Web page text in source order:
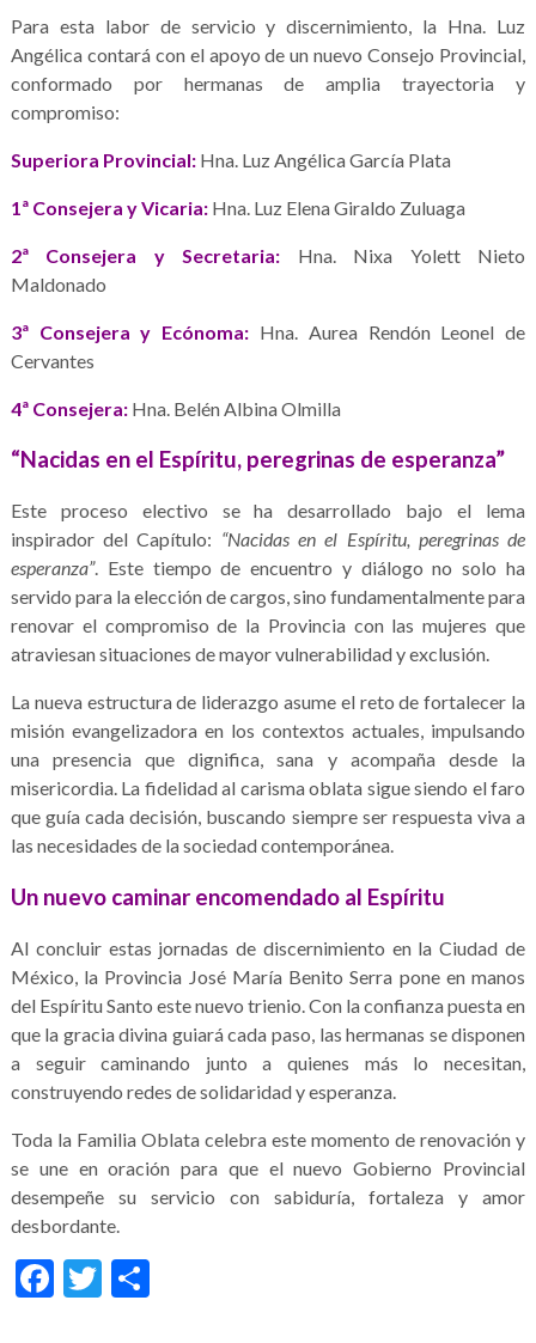
Para esta labor de servicio y discernimiento, la Hna. Luz
Angélica contará con el apoyo de un nuevo Consejo Provincial,
conformado por hermanas de amplia trayectoria y
compromiso:
Superiora Provincial: Hna. Luz Angélica García Plata
1ª Consejera y Vicaria: Hna. Luz Elena Giraldo Zuluaga
2ª Consejera y Secretaria: Hna. Nixa Yolett Nieto
Maldonado
3ª Consejera y Ecónoma: Hna. Aurea Rendón Leonel de
Cervantes
4ª Consejera:Hna. Belén Albina Olmilla
“Nacidas en el Espíritu, peregrinas de esperanza”
Este proceso electivo se ha desarrollado bajo el lema
inspirador del Capítulo: “Nacidas en el Espíritu, peregrinas de
esperanza”. Este tiempo de encuentro y diálogo no solo ha
servido para la elección de cargos, sino fundamentalmente para
renovar el compromiso de la Provincia con las mujeres que
atraviesan situaciones de mayor vulnerabilidad y exclusión.
La nueva estructura de liderazgo asume el reto de fortalecer la
misión evangelizadora en los contextos actuales, impulsando
una presencia que dignifica, sana y acompaña desde la
misericordia. La fidelidad al carisma oblata sigue siendo el faro
que guía cada decisión, buscando siempre ser respuesta viva a
las necesidades de la sociedad contemporánea.
Un nuevo caminar encomendado al Espíritu
Al concluir estas jornadas de discernimiento en la Ciudad de
México, la Provincia José María Benito Serra pone en manos
del Espíritu Santo este nuevo trienio. Con la confianza puesta en
que la gracia divina guiará cada paso, las hermanas se disponen
a seguir caminando junto a quienes más lo necesitan,
construyendo redes de solidaridad y esperanza.
Toda la Familia Oblata celebra este momento de renovación y
se une en oración para que el nuevo Gobierno Provincial
desempeñe su servicio con sabiduría, fortaleza y amor
desbordante.
Facebook
Twitter
Share